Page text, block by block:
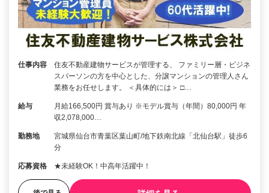
仕事内容
住友不動産建物サービスが管理する、 ファミリー層・ビジネ
スパーソンの方を中心とした、分譲マンションの管理人さん
業務をお任せします。 ＜具体的には＞ □…
給与
月給166,500円 賞与あり ※モデル賞与（年間）80,000円 年
収2,078,000…
勤務地
宮城県仙台市青葉区葉山町/地下鉄南北線「北仙台駅」徒歩6
分
応募資格 ★未経験OK！中高年活躍中！